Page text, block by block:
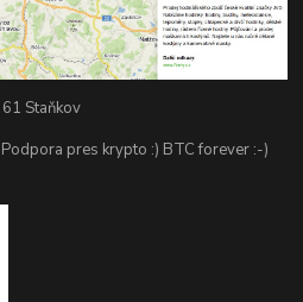
Staňkov
pres krypto :) BTC forever :-)